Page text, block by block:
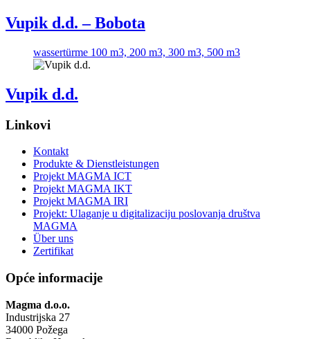
Vupik d.d. – Bobota
wassertürme 100 m3, 200 m3, 300 m3, 500 m3
Vupik d.d.
Linkovi
Kontakt
Produkte & Dienstleistungen
Projekt MAGMA ICT
Projekt MAGMA IKT
Projekt MAGMA IRI
Projekt: Ulaganje u digitalizaciju poslovanja društva
MAGMA
Über uns
Zertifikat
Opće informacije
Magma d.o.o.
Industrijska 27
34000 Požega